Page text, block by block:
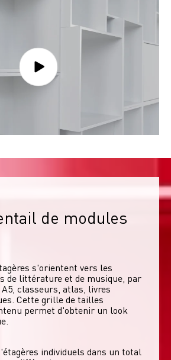
de modules
s'orientent vers les
de littérature et de musique, par
classeurs, atlas, livres
Cette grille de tailles
permet d'obtenir un look
individuels dans un total